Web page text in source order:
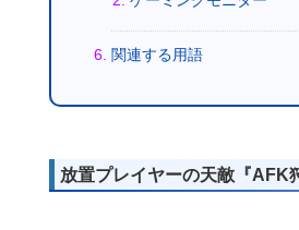
関連する用語
放置プレイヤーの天敵『